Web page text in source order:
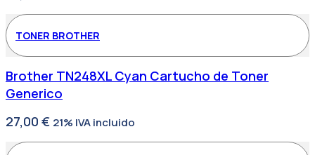
TONER BROTHER
Brother TN248XL Cyan Cartucho de Toner
Generico
27,00 € 21% IVA incluido